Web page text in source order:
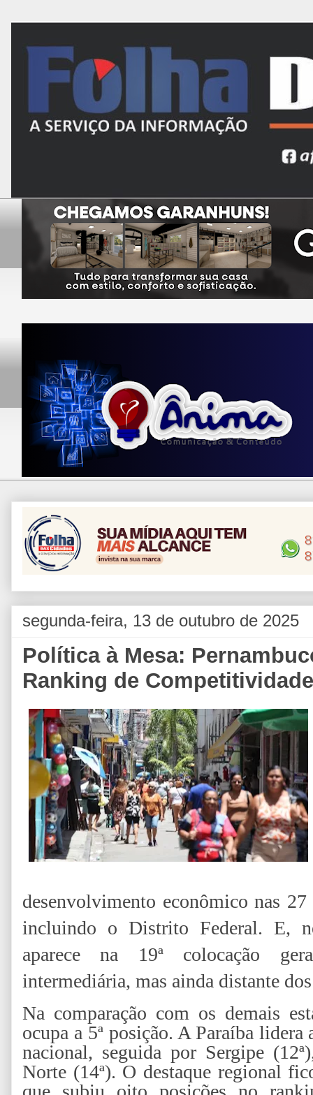
segunda-feira, 13 de outubro de 2025
Política à Mesa:
Ranking de
desenvolvimento econômico nas
incluindo o Distrito Federal. E,
aparece na 19ª colocação
intermediária, mas ainda distante
Na comparação com os demais
ocupa a 5ª posição. A Paraíba lidera
nacional, seguida por Sergipe
Norte (14ª). O destaque regional